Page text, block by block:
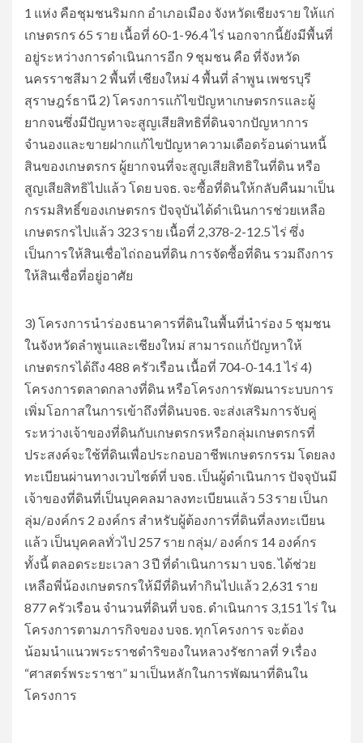
1 แห่ง คือชุมชนริมกก อำเภอเมือง จังหวัดเชียงราย ให้แก่
เกษตรกร 65 ราย เนื้อที่ 60-1-96.4 ไร่ นอกจากนี้ยังมีพื้นที่
อยู่ระหว่างการดำเนินการอีก 9 ชุมชน คือ ที่จังหวัด
นครราชสีมา 2 พื้นที่ เชียงใหม่ 4 พื้นที่ ลำพูน เพชรบุรี
สุราษฎร์ธานี 2) โครงการแก้ไขปัญหาเกษตรกรและผู้
ยากจนซึ่งมีปัญหาจะสูญเสียสิทธิที่ดินจากปัญหาการ
จำนองและขายฝากแก้ไขปัญหาความเดือดร้อนด่านหนี้
สินของเกษตรกร ผู้ยากจนที่จะสูญเสียสิทธิในที่ดิน หรือ
สูญเสียสิทธิไปแล้ว โดย บจธ. จะซื้อที่ดินให้กลับคืนมาเป็น
กรรมสิทธิ์ของเกษตรกร ปัจจุบันได้ดำเนินการช่วยเหลือ
เกษตรกรไปแล้ว 323 ราย เนื้อที่ 2,378-2-12.5 ไร่ ซึ่ง
เป็นการให้สินเชื่อไถ่ถอนที่ดิน การจัดซื้อที่ดิน รวมถึงการ
ให้สินเชื่อที่อยู่อาศัย
3) โครงการนำร่องธนาคารที่ดินในพื้นที่นำร่อง 5 ชุมชน
ในจังหวัดลำพูนและเชียงใหม่ สามารถแก้ปัญหาให้
เกษตรกรได้ถึง 488 ครัวเรือน เนื้อที่ 704-0-14.1 ไร่ 4)
โครงการตลาดกลางที่ดิน หรือโครงการพัฒนาระบบการ
เพิ่มโอกาสในการเข้าถึงที่ดินบจธ. จะส่งเสริมการจับคู่
ระหว่างเจ้าของที่ดินกับเกษตรกรหรือกลุ่มเกษตรกรที่
ประสงค์จะใช้ที่ดินเพื่อประกอบอาชีพเกษตรกรรม โดยลง
ทะเบียนผ่านทางเวบไซต์ที่ บจธ. เป็นผู้ดำเนินการ ปัจจุบันมี
เจ้าของที่ดินที่เป็นบุคคลมาลงทะเบียนแล้ว 53 ราย เป็นก
ลุ่ม/องค์กร 2 องค์กร สำหรับผู้ต้องการที่ดินที่ลงทะเบียน
แล้ว เป็นบุคคลทั่วไป 257 ราย กลุ่ม/ องค์กร 14 องค์กร
ทั้งนี้ ตลอดระยะเวลา 3 ปี ที่ดำเนินการมา บจธ. ได้ช่วย
เหลือพี่น้องเกษตรกรให้มีที่ดินทำกินไปแล้ว 2,631 ราย
877 ครัวเรือน จำนวนที่ดินที่ บจธ. ดำเนินการ 3,151 ไร่ ใน
โครงการตามภารกิจของ บจธ. ทุกโครงการ จะต้อง
น้อมนำแนวพระราชดำริของในหลวงรัชกาลที่ 9 เรื่อง
“ศาสตร์พระราชา” มาเป็นหลักในการพัฒนาที่ดินใน
โครงการ